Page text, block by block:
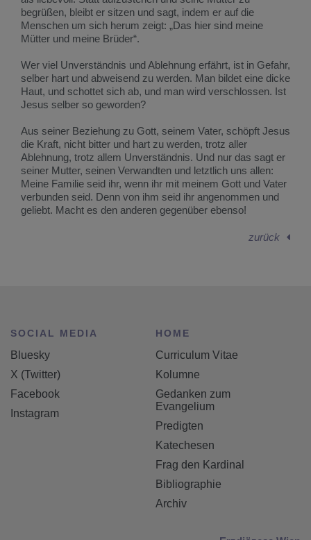
begrüßen, bleibt er sitzen und sagt, indem er auf die
Menschen um sich herum zeigt: „Das hier sind meine
Mütter und meine Brüder“.
Wer viel Unverständnis und Ablehnung erfährt, ist in Gefahr,
selber hart und abweisend zu werden. Man bildet eine dicke
Haut, und schottet sich ab, und man wird verschlossen. Ist
Jesus selber so geworden?
Aus seiner Beziehung zu Gott, seinem Vater, schöpft Jesus
die Kraft, nicht bitter und hart zu werden, trotz aller
Ablehnung, trotz allem Unverständnis. Und nur das sagt er
seiner Mutter, seinen Verwandten und letztlich uns allen:
Meine Familie seid ihr, wenn ihr mit meinem Gott und Vater
verbunden seid. Denn von ihm seid ihr angenommen und
geliebt. Macht es den anderen gegenüber ebenso!
zurück
SOCIAL MEDIA
Bluesky
X (Twitter)
Facebook
Instagram
HOME
Curriculum Vitae
Kolumne
Gedanken zum
Evangelium
Predigten
Katechesen
Frag den Kardinal
Bibliographie
Archiv